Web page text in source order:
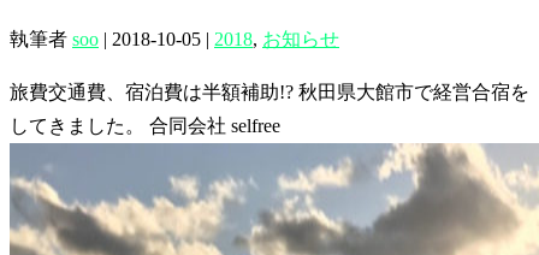
執筆者 soo | 2018-10-05 | 2018, お知らせ
旅費交通費、宿泊費は半額補助!? 秋田県大館市で経営合宿を
してきました。 合同会社 selfree